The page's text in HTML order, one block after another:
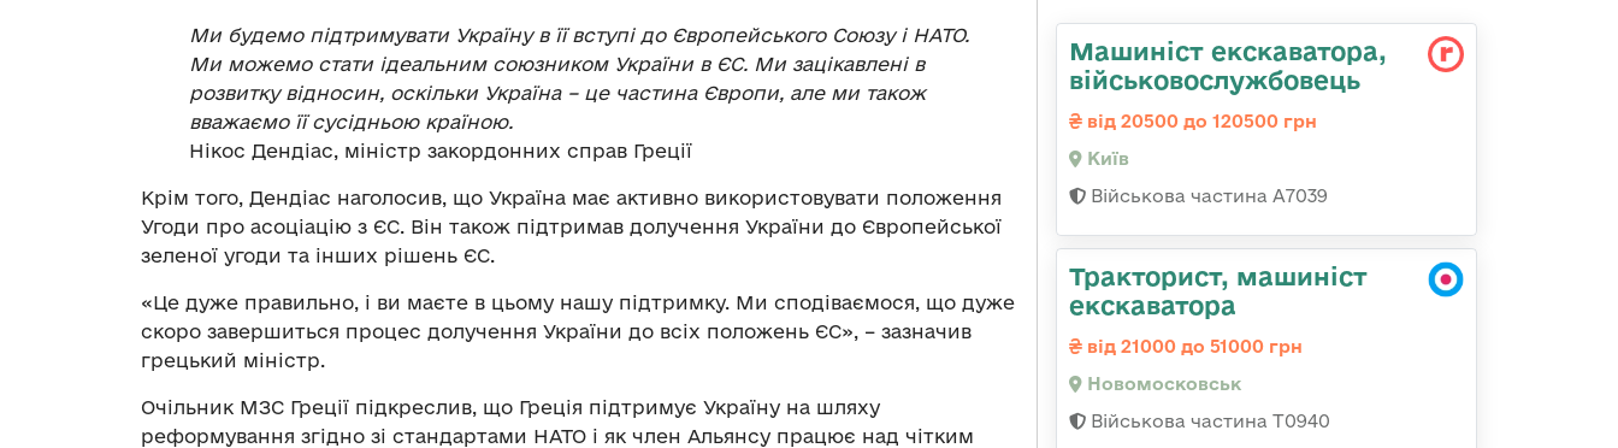
Ми будемо підтримувати Україну в її вступі до Європейського Союзу і НАТО.
Ми можемо стати ідеальним союзником України в ЄС. Ми зацікавлені в
розвитку відносин, оскільки Україна – це частина Європи, але ми також
вважаємо її сусідньою країною.
Нікос Дендіас, міністр закордонних справ Греції
Крім того, Дендіас наголосив, що Україна має активно використовувати положення
Угоди про асоціацію з ЄС. Він також підтримав долучення України до Європейської
зеленої угоди та інших рішень ЄС.
«Це дуже правильно, і ви маєте в цьому нашу підтримку. Ми сподіваємося, що дуже
скоро завершиться процес долучення України до всіх положень ЄС», – зазначив
грецький міністр.
Очільник МЗС Греції підкреслив, що Греція підтримує Україну на шляху
реформування згідно зі стандартами НАТО і як член Альянсу працює над чітким
Машиніст екскаватора,
військовослужбовець
від 20500 до 120500 грн
Київ
Військова частина А7039
Тракторист, машиніст
екскаватора
від 21000 до 51000 грн
Новомосковськ
Військова частина Т0940